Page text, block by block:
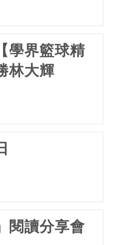
學界籃球精
林大輝
閱讀分享會